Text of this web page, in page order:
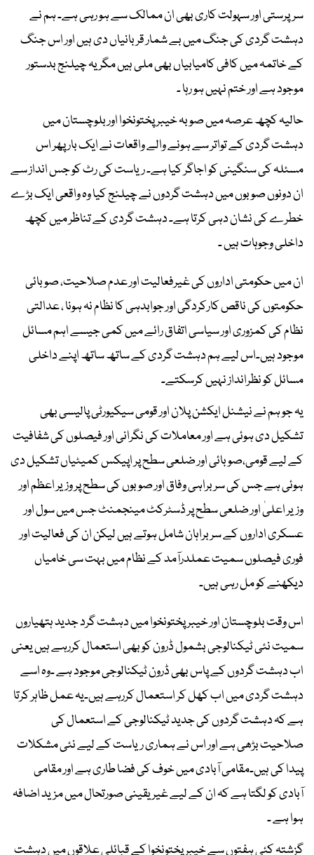
سرپرستی اور سہولت کاری بھی ان ممالک سے ہو رہی ہے۔ ہم نے
دہشت گردی کی جنگ میں بے شمار قربانیاں دی ہیں اور اس جنگ
کے خاتمہ میں کافی کامیابیاں بھی ملی ہیں مگر یہ چیلنج بدستور
موجود ہے اور ختم نہیں ہو رہا ۔
حالیہ کچھ عرصہ میں صوبہ خیبر پختونخوا اور بلوچستان میں
دہشت گردی کے تواتر سے ہونے والے واقعات نے ایک بار پھر اس
مسئلہ کی سنگینی کو اجاگر کیا ہے۔ ریاست کی رٹ کو جس انداز سے
ان دونوں صوبوں میں دہشت گردوں نے چیلنج کیا وہ واقعی ایک بڑے
خطرے کی نشان دہی کرتا ہے۔ دہشت گردی کے تناظر میں کچھ
داخلی وجوہات ہیں ۔
ان میں حکومتی اداروں کی غیرفعالیت اور عدم صلاحیت، صوبائی
حکومتوں کی ناقص کارکردگی اور جوابدہی کا نظام نہ ہونا ، عدالتی
نظام کی کمزوری اور سیاسی اتفاق رائے میں کمی جیسے اہم مسائل
موجود ہیں۔اس لیے ہم دہشت گردی کے ساتھ ساتھ اپنے داخلی
مسائل کو نظرانداز نہیں کرسکتے۔
یہ جو ہم نے نیشنل ایکشن پلان اور قومی سیکیورٹی پالیسی بھی
تشکیل دی ہوئی ہے اور معاملات کی نگرانی اور فیصلوں کی شفافیت
کے لیے قومی،صوبائی اور ضلعی سطح پر اپیکس کمیٹیاں تشکیل دی
ہوئی ہے جس کی سربراہی وفاق اور صوبوں کی سطح پر وزیر اعظم اور
وزیر اعلیٰ اور ضلعی سطح پر ڈسٹرکٹ مینجمنٹ جس میں سول اور
عسکری اداروں کے سربراہان شامل ہوتے ہیں لیکن ان کی فعالیت اور
فوری فیصلوں سمیت عملدرآمد کے نظام میں بہت سی خامیاں
دیکھنے کو مل رہی ہیں۔
اس وقت بلوچستان اور خیبر پختونخوا میں دہشت گرد جدید ہتھیاروں
سمیت نئی ٹیکنالوجی بشمول ڈرون کو بھی استعمال کررہے ہیں یعنی
اب دہشت گردوں کے پاس بھی ڈرون ٹیکنالوجی موجود ہے ۔وہ اسے
دہشت گردی میں اب کھل کر استعمال کررہے ہیں۔یہ عمل ظاہر کرتا
ہے کہ دہشت گردوں کی جدید ٹیکنالوجی کے استعمال کی
صلاحیت بڑھی ہے اور اس نے ہماری ریاست کے لیے نئی مشکلات
پیدا کی ہیں۔مقامی آبادی میں خوف کی فضا طاری ہے اور مقامی
آبادی کو لگتا ہے کہ ان کے لیے غیر یقینی صورتحال میں مزید اضافہ
ہوا ہے ۔
گزشتہ کئی ہفتوں سے خیبر پختونخوا کے قبائلی علاقوں میں دہشت